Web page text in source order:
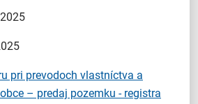
pri prevodoch vlastníctva a
– predaj pozemku - registra